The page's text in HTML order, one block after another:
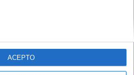
ACEPTO